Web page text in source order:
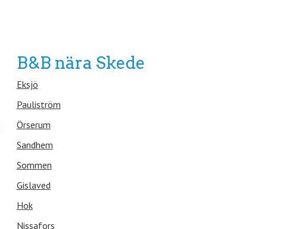
B&B nära Skede
Eksjö
Pauliström
Örserum
Sandhem
Sommen
Gislaved
Hok
Nissafors